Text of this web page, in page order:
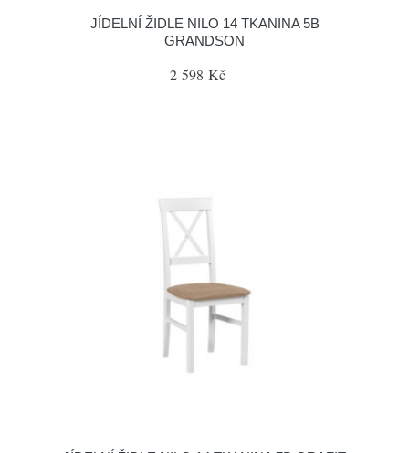
JÍDELNÍ ŽIDLE NILO 14 TKANINA 5B
GRANDSON
2 598 Kč